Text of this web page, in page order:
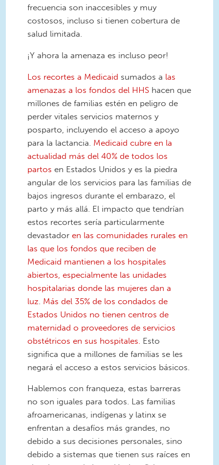
frecuencia son inaccesibles y muy
costosos, incluso si tienen cobertura de
salud limitada.
¡Y ahora la amenaza es incluso peor!
Los recortes a Medicaid sumados a las
amenazas a los fondos del HHS hacen que
millones de familias estén en peligro de
perder vitales servicios maternos y
posparto, incluyendo el acceso a apoyo
para la lactancia. Medicaid cubre en la
actualidad más del 40% de todos los
partos en Estados Unidos y es la piedra
angular de los servicios para las familias de
bajos ingresos durante el embarazo, el
parto y más allá. El impacto que tendrían
estos recortes sería particularmente
devastador en las comunidades rurales en
las que los fondos que reciben de
Medicaid mantienen a los hospitales
abiertos, especialmente las unidades
hospitalarias donde las mujeres dan a
luz Más del 35% de los condados de
Estados Unidos no tienen centros de
maternidad o proveedores de servicios
obstétricos en sus hospitales. Esto
significa que a millones de familias se les
negará el acceso a estos servicios básicos.
Hablemos con franqueza, estas barreras
no son iguales para todos. Las familias
afroamericanas, indígenas y latinx se
enfrentan a desafíos más grandes, no
debido a sus decisiones personales, sino
debido a sistemas que tienen sus raíces en